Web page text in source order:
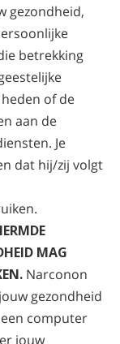
gezondheid,
betrekking
of de
aan de
Je
dat hij/zij volgt
MAG
Narconon
gezondheid
computer
jouw